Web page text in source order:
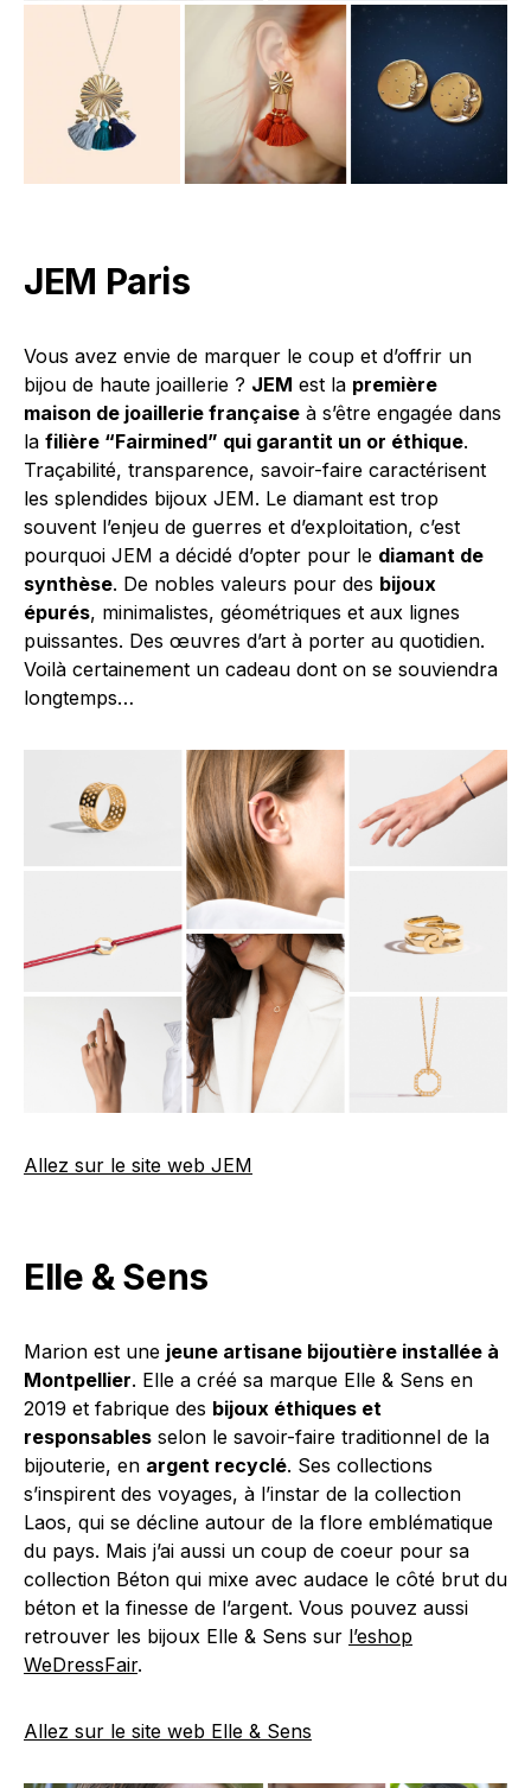
JEM Paris
Vous avez envie de marquer le coup et d’offrir un
bijou de haute joaillerie ? JEM est la première
maison de joaillerie française à s’être engagée dans
la filière “Fairmined” qui garantit un or éthique.
Traçabilité, transparence, savoir-faire caractérisent
les splendides bijoux JEM. Le diamant est trop
souvent l’enjeu de guerres et d’exploitation, c’est
pourquoi JEM a décidé d’opter pour le diamant de
synthèse. De nobles valeurs pour des bijoux
épurés, minimalistes, géométriques et aux lignes
puissantes. Des œuvres d’art à porter au quotidien.
Voilà certainement un cadeau dont on se souviendra
longtemps…
Allez sur le site web JEM
Elle & Sens
Marion est une jeune artisane bijoutière installée à
Montpellier. Elle a créé sa marque Elle & Sens en
2019 et fabrique des bijoux éthiques et
responsables selon le savoir-faire traditionnel de la
bijouterie, en argent recyclé. Ses collections
s’inspirent des voyages, à l’instar de la collection
Laos, qui se décline autour de la flore emblématique
du pays. Mais j’ai aussi un coup de coeur pour sa
collection Béton qui mixe avec audace le côté brut du
béton et la finesse de l’argent. Vous pouvez aussi
retrouver les bijoux Elle & Sens sur l’eshop
WeDressFair.
Allez sur le site web Elle & Sens